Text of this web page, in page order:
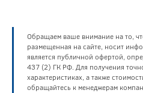
Обращаем ваше внимание на то,
размещенная на сайте, носит
является публичной офертой,
437 (2) ГК РФ. Для получения
характеристиках, а также
обращайтесь к менеджерам